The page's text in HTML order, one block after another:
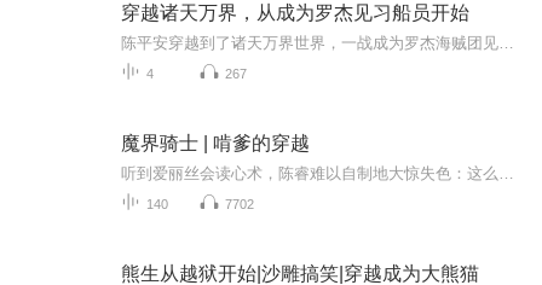
穿越诸天万界，从成为罗杰见习船员开始
4 267
魔界骑士 | 啃爹的穿越
140 7702
熊生从越狱开始|沙雕搞笑|穿越成为大熊猫